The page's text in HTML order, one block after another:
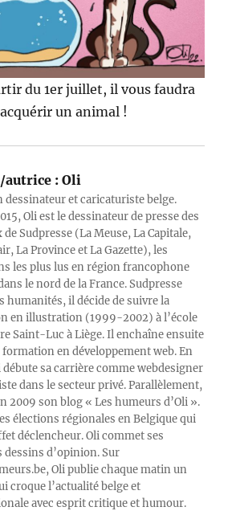
du 1er juillet, il vous faudra
un animal !
autrice : Oli
dessinateur et caricaturiste belge.
Oli est le dessinateur de presse des
Sudpresse (La Meuse, La Capitale,
La Province et La Gazette), les
les plus lus en région francophone
le nord de la France. Sudpresse
humanités, il décide de suivre la
en illustration (1999-2002) à l’école
Saint-Luc à Liège. Il enchaîne ensuite
formation en développement web. En
débute sa carrière comme webdesigner
dans le secteur privé. Parallèlement,
2009 son blog « Les humeurs d’Oli ».
élections régionales en Belgique qui
déclencheur. Oli commet ses
dessins d’opinion. Sur
Oli publie chaque matin un
croque l’actualité belge et
avec esprit critique et humour.